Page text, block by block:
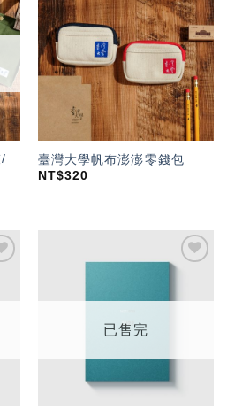
加入
「願
望輕
單」
臺灣大學帆布澎澎零錢包
NT$320
望輕
已售完